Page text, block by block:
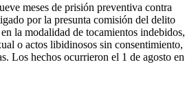
meses de prisión preventiva contra
por la presunta comisión del delito
la modalidad de tocamientos indebidos,
o actos libidinosos sin consentimiento,
Los hechos ocurrieron el 1 de agosto en